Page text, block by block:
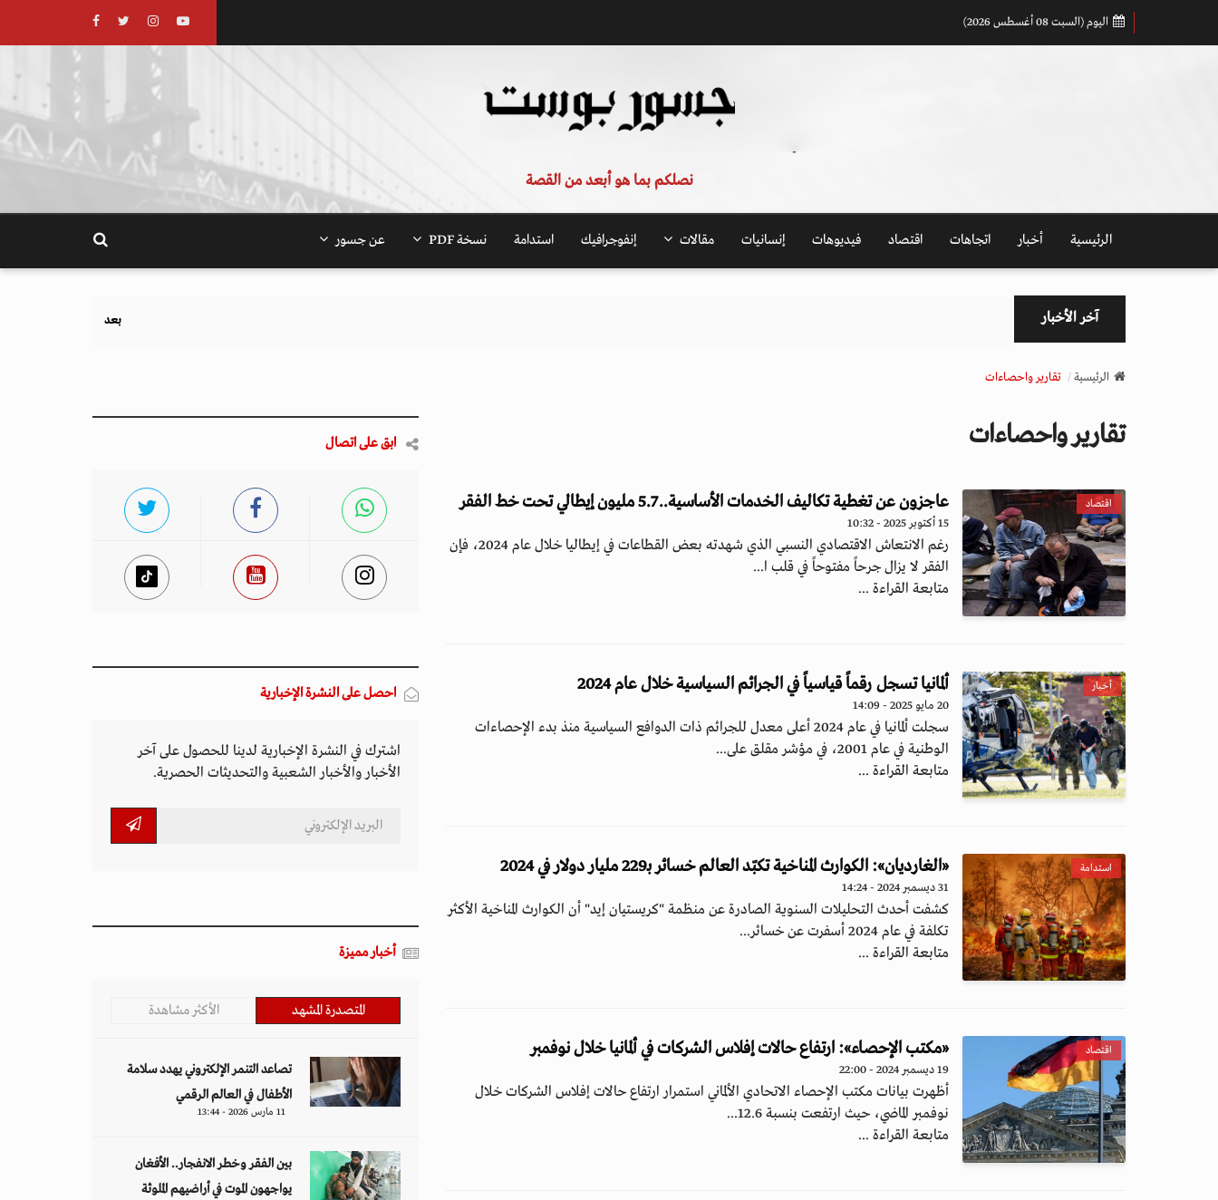
اليوم (السبت 08 أغسطس 2026)
نصلكم بما هو أبعد من القصة
الرئيسية أخبار اتجاهات اقتصاد فيديوهات إنسانيات مقالات إنفوجرافيك استدامة نسخة PDF عن جسور
آخر الأخبار بعد تحذيرات أوروبية.. كيف يهدد نظام الغذاء
الرئيسية تقارير واحصاءات
تقارير واحصاءات
اقتصاد عاجزون عن تغطية تكاليف الخدمات الأساسية.. 5.7 مليون إيطالي تحت خط الفقر
15 أكتوبر 2025 - 10:32
رغم الانتعاش الاقتصادي النسبي الذي شهدته بعض القطاعات في إيطاليا خلال عام 2024، فإن
الفقر لا يزال جرحاً مفتوحاً في قلب ا...
متابعة القراءة ...
أخبار ألمانيا تسجل رقماً قياسياً في الجرائم السياسية خلال عام 2024
20 مايو 2025 - 14:09
سجلت ألمانيا في عام 2024 أعلى معدل للجرائم ذات الدوافع السياسية منذ بدء الإحصاءات
الوطنية في عام 2001، في مؤشر مقلق على...
متابعة القراءة ...
استدامة «الغارديان»: الكوارث المناخية تكبّد العالم خسائر بـ229 مليار دولار في 2024
31 ديسمبر 2024 - 14:24
كشفت أحدث التحليلات السنوية الصادرة عن منظمة "كريستيان إيد" أن الكوارث المناخية الأكثر
تكلفة في عام 2024 أسفرت عن خسائر...
متابعة القراءة ...
اقتصاد «مكتب الإحصاء»: ارتفاع حالات إفلاس الشركات في ألمانيا خلال نوفمبر
19 ديسمبر 2024 - 22:00
أظهرت بيانات مكتب الإحصاء الاتحادي الألماني استمرار ارتفاع حالات إفلاس الشركات خلال
نوفمبر الماضي، حيث ارتفعت بنسبة 12.6...
متابعة القراءة ...
ابق على اتصال
احصل على النشرة الإخبارية
اشترك في النشرة الإخبارية لدينا للحصول على آخر
الأخبار والأخبار الشعبية والتحديثات الحصرية.
أخبار مميزة
المتصدرة المشهد الأكثر مشاهدة
تصاعد التنمر الإلكتروني يهدد سلامة
الأطفال في العالم الرقمي
11 مارس 2026 - 13:44
بين الفقر وخطر الانفجار.. الأفغان
يواجهون الموت في أراضيهم الملوثة